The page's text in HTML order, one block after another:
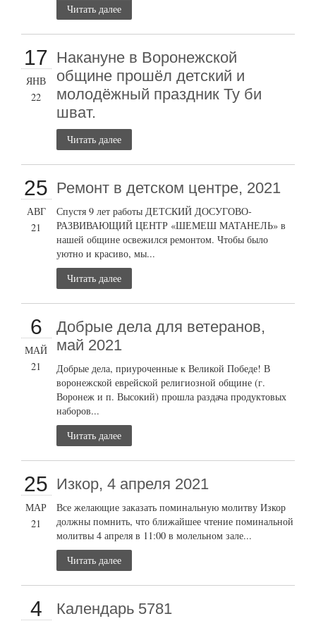
Читать далее
17
ЯНВ
22
Накануне в Воронежской
общине прошёл детский и
молодёжный праздник Ту би
шват.
Читать далее
25
АВГ
21
Ремонт в детском центре, 2021
Спустя 9 лет работы ДЕТСКИЙ ДОСУГОВО-
РАЗВИВАЮЩИЙ ЦЕНТР «ШЕМЕШ МАТАНЕЛЬ» в
нашей общине освежился ремонтом. Чтобы было
уютно и красиво, мы...
Читать далее
6
МАЙ
21
Добрые дела для ветеранов,
май 2021
Добрые дела, приуроченные к Великой Победе! В
воронежской еврейской религиозной общине (г.
Воронеж и п. Высокий) прошла раздача продуктовых
наборов...
Читать далее
25
МАР
21
Изкор, 4 апреля 2021
Все желающие заказать поминальную молитву Изкор
должны помнить, что ближайшее чтение поминальной
молитвы 4 апреля в 11:00 в молельном зале...
Читать далее
4 Календарь 5781